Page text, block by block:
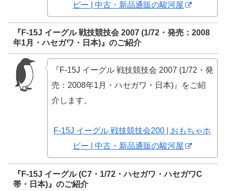
ビー | 中古・新品通販の駿河屋
『F-15J イーグル 戦技競技会 2007 (1/72・発売：2008
年1月・ハセガワ・日本)』のご紹介
『F-15J イーグル 戦技競技会 2007 (1/72・発
売：2008年1月・ハセガワ・日本)』をご紹
介します。
F-15J イーグル 戦技競技会200 | おもちゃホ
ビー | 中古・新品通販の駿河屋
『F-15J イーグル (C7・1/72・ハセガワ・ハセガワC
帯・日本)』のご紹介